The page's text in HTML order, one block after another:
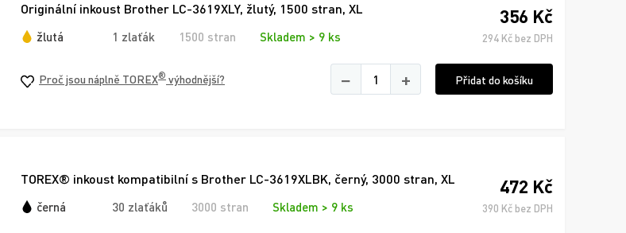
Originální inkoust Brother LC-3619XLY, žlutý, 1500 stran, XL
žlutá 1 zlaťák 1500 stran Skladem > 9 ks
356 Kč
294 Kč bez DPH
Proč jsou náplně TOREX® výhodnější? − + Přidat do košíku
TOREX® inkoust kompatibilní s Brother LC-3619XLBK, černý, 3000 stran, XL
černá 30 zlaťáků 3000 stran Skladem > 9 ks
472 Kč
390 Kč bez DPH